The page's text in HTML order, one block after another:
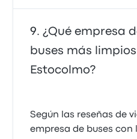
¿Qué empresa
buses más
Estocolmo?
Según las reseñas de
empresa de buses con